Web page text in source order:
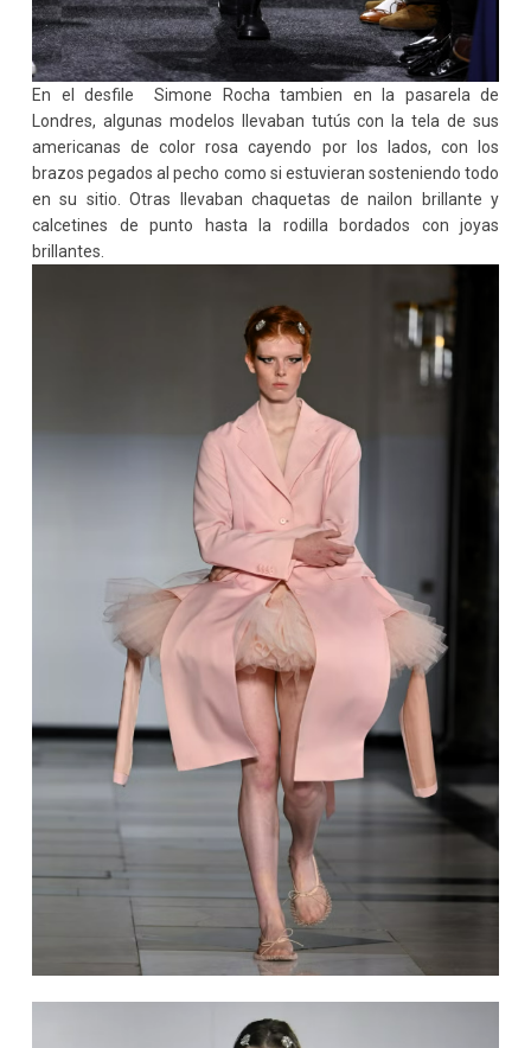
En el desfile Simone Rocha tambien en la pasarela de
Londres, algunas modelos llevaban tutús con la tela de sus
americanas de color rosa cayendo por los lados, con los
brazos pegados al pecho como si estuvieran sosteniendo todo
en su sitio. Otras llevaban chaquetas de nailon brillante y
calcetines de punto hasta la rodilla bordados con joyas
brillantes.